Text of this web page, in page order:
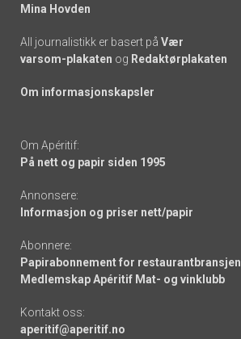
Mina Hovden
All journalistikk er basert på Vær
varsom-plakaten og Redaktørplakaten
Om informasjonskapsler
Om Apéritif:
På nett og papir siden 1995
Annonsere:
Informasjon og priser nett/papir
Abonnere:
Papirabonnement for restaurantbransjen
Medlemskap Apéritif Mat- og vinklubb
Kontakt oss:
aperitif@aperitif.no